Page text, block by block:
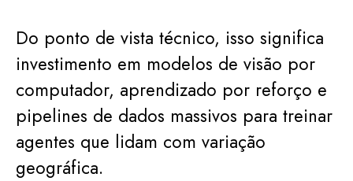
Do ponto de vista técnico, isso significa
investimento em modelos de visão por
computador, aprendizado por reforço e
pipelines de dados massivos para treinar
agentes que lidam com variação
geográfica.